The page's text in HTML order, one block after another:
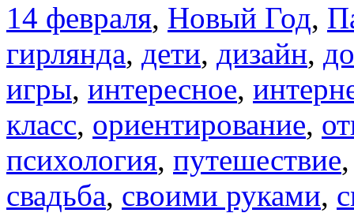
14 февраля, Новый Год,
гирлянда, дети, дизайн,
игры, интересное,
класс, ориентирование,
психология, путешествие
свадьба, своими руками,